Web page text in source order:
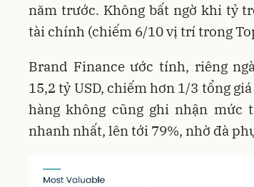
năm trước. Không bất ngờ khi tỷ
tài chính (chiếm 6/10 vị trí trong
Brand Finance ước tính, riêng
15,2 tỷ USD, chiếm hơn 1/3 tổng
hàng không cũng ghi nhận mức
nhanh nhất, lên tới 79%, nhờ đà